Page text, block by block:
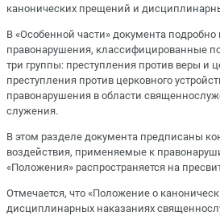
канонических прещений и
В «Особенной части» документа
правонарушения, классифицированные
три группы: преступления против веры и
преступления против церковного
правонарушения в области
служения.
В этом разделе документа предписаны
воздействия, применяемые к
«Положения» распространяется на
Отмечается, что «Положение о
дисциплинарных наказаниях